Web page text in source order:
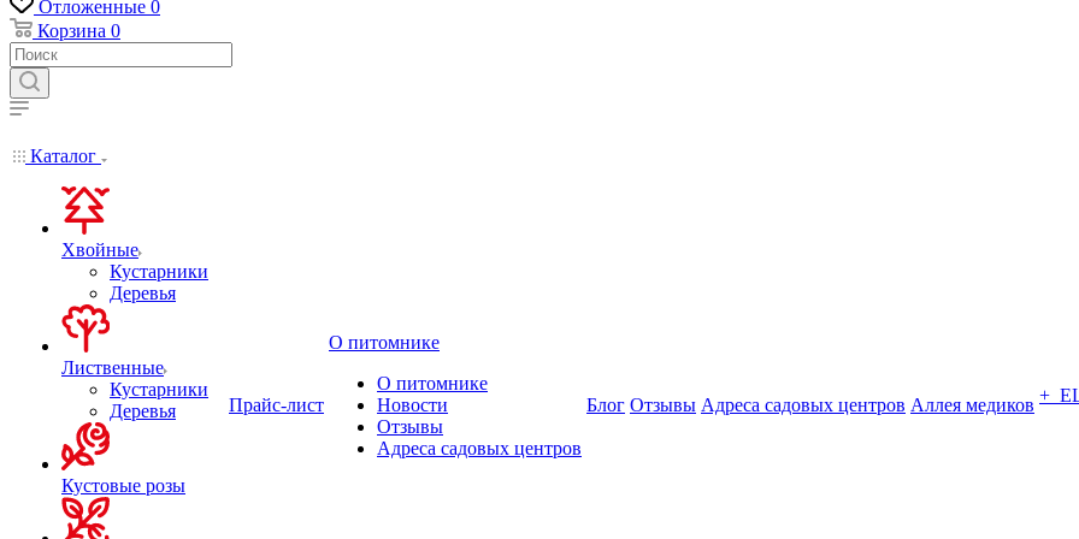
Отложенные 0
Корзина 0
Каталог
Хвойные
Кустарники
Деревья
Лиственные
Кустарники
Деревья
Кустовые розы
Прайс-лист
О питомнике
О питомнике
Новости
Отзывы
Адреса садовых центров
Блог Отзывы Адреса садовых центров Аллея медиков +